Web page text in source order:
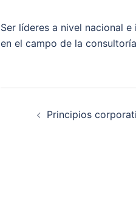
Ser líderes a nivel nacional
en el campo de la
Principios